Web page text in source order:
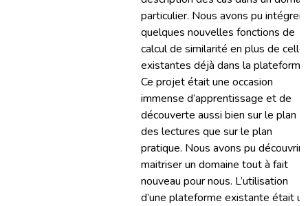
particulier. Nous avons pu intégrer
quelques nouvelles fonctions de
calcul de similarité en plus de
existantes déjà dans la plateforme.
Ce projet était une occasion
immense d’apprentissage et de
découverte aussi bien sur le plan
des lectures que sur le plan
pratique. Nous avons pu découvrir
maitriser un domaine tout à fait
nouveau pour nous. L’utilisation
d’une plateforme existante était